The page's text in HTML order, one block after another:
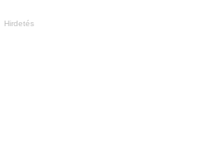
Hirdetés